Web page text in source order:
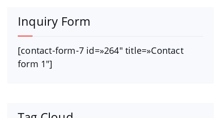
Inquiry Form
[contact-form-7 id=»264″ title=»Contact
form 1″]